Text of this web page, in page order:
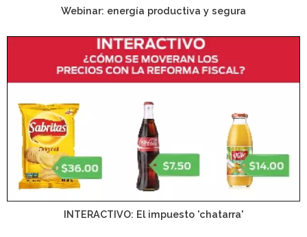
Webinar: energía productiva y segura
INTERACTIVO: El impuesto 'chatarra'